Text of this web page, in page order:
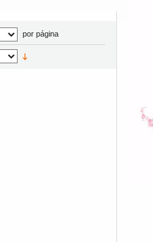
por página